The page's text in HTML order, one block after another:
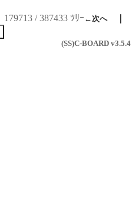
179713 / 387433 ﾂﾘｰ ←次へ｜
(SS)C-BOARD v3.5.4